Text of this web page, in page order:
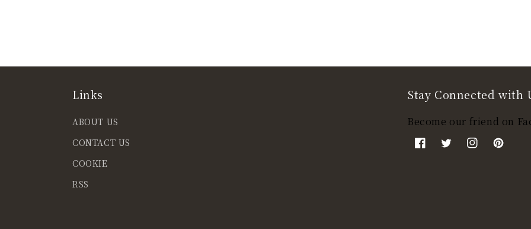
Links
ABOUT US
CONTACT US
COOKIE
RSS
Stay Connected with
Become our friend on
FacebookTwitterInstagram